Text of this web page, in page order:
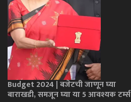
Budget 2024 | बजेटची जाणून घ्या
बाराखडी, समजून घ्या या 5 आवश्यक टर्म्स